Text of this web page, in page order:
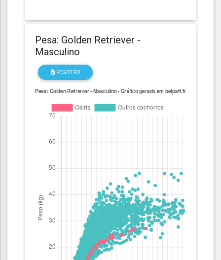
Pesa: Golden Retriever -
Masculino
REGISTRO